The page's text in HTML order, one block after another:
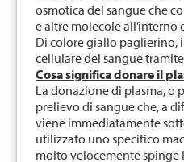
osmotica del sangue che
e altre molecole all’interno
Di colore giallo paglierino,
cellulare del sangue
Cosa significa donare il
La donazione di plasma, o
prelievo di sangue che, a
viene immediatamente
utilizzato uno specifico
molto velocemente spinge